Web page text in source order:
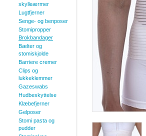
skylleærmer
Lugtfjerner
Senge- og benposer
Stomipropper
Brokbandager
Bælter og
stomiskjolde
Barriere cremer
Clips og
lukkeklemmer
Gazeswabs
Hudbeskyttelse
Klæbefjerner
Gelposer
Stomi pasta og
pudder